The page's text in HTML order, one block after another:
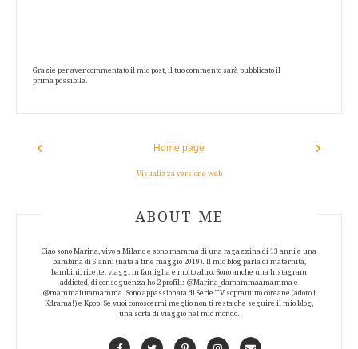
Grazie per aver commentato il mio post, il tuo commento sarà pubblicato il
prima possibile.
‹ ›
Home page
Visualizza versione web
ABOUT AUTHOR
ABOUT ME
Ciao sono Marina, vivo a Milano e sono mamma di una ragazzina di 13 anni e una
bambina di 6 anni (nata a fine maggio 2019). Il mio blog parla di maternità,
bambini, ricette, viaggi in famiglia e molto altro. Sono anche una Instagram
addicted, di conseguenza ho 2 profili: @Marina_damammaamamma e
@mammaiutamamma. Sono appassionata di Serie TV soprattutto coreane (adoro i
Kdrama!) e Kpop! Se vuoi conoscermi meglio non ti resta che seguire il mio blog,
una sorta di viaggio nel mio mondo.
FacebookTwitterPinterestInstagramContact